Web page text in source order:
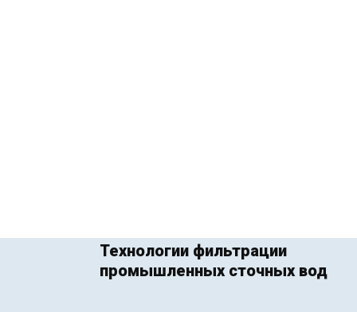
Технологии фильтрации
промышленных сточных вод